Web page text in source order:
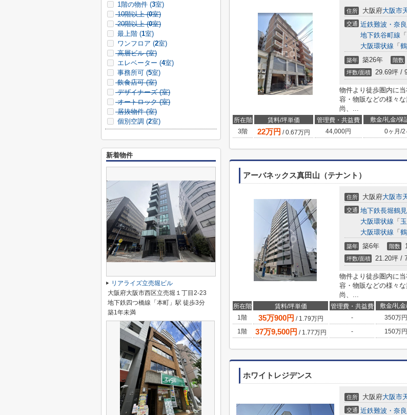
住所 大阪府大阪市
交通 近鉄難波・奈
地下鉄谷町線 「
大阪環状線 「
築年 築26年 階数
坪数/面積 29.69坪 /
物件より徒歩圏内に
容・物販などの様々
尚、...
所在階 賃料/坪単価 管理費・共益費 敷金/礼金/保
3階
22万円 /0.67万円 44,000円 0ヶ月 /2
アーバネックス真田山（テナント）
住所 大阪府大阪市
交通 地下鉄長堀鶴
大阪環状線 「
大阪環状線 「
築年 築6年 階数
坪数/面積 21.20坪 /
物件より徒歩圏内に
容・物販などの様々
尚、...
所在階 賃料/坪単価 管理費・共益費 敷金/礼金
1階
35万900円 / 1.79万円 - 350万円
1階
37万9,500円 / 1.77万円 - 150万円
ホワイトレジデンス
住所 大阪府大阪市
交通 近鉄難波・奈
1階の物件 (3室)
10階以上 (0室)
20階以上 (0室)
最上階 (1室)
ワンフロア (2室)
高層ビル (室)
エレベーター (4室)
事務所可 (5室)
飲食店可 (室)
デザイナーズ (室)
オートロック (室)
居抜物件 (室)
個別空調 (2室)
新着物件
リアライズ立売堀ビル
大阪府大阪市西区立売堀１丁目2-23
地下鉄四つ橋線「本町」駅 徒歩3分
築1年未満